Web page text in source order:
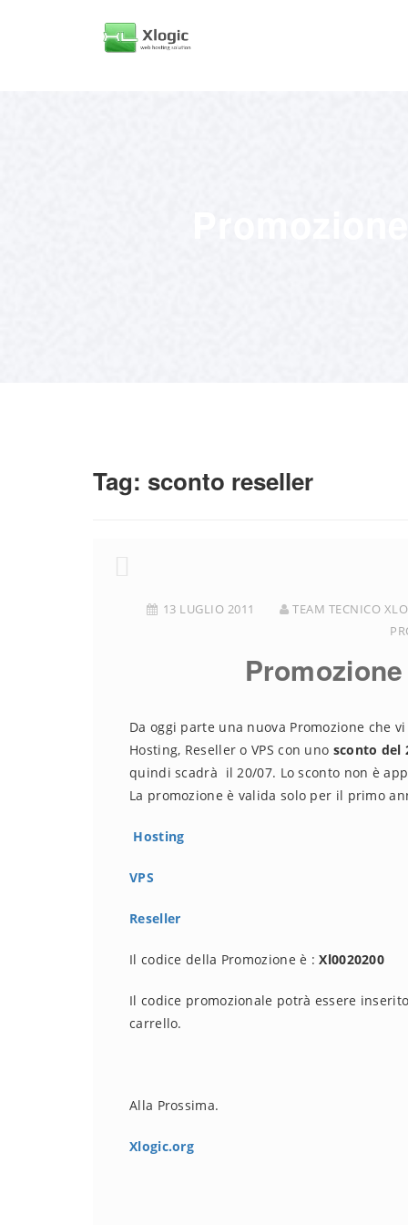
Tag: sconto reseller
13 LUGLIO 2011
TEAM TECNICO
Da oggi parte una nuova Promozione che
Hosting, Reseller o VPS con uno sconto del
quindi scadrà il 20/07. Lo sconto non è
La promozione è valida solo per il primo
Hosting
VPS
Reseller
Il codice della Promozione è :Xl0020200
Il codice promozionale potrà essere
carrello.
Alla Prossima.
Xlogic.org